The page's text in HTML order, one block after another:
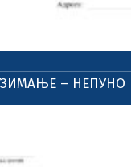
– НЕПУНО